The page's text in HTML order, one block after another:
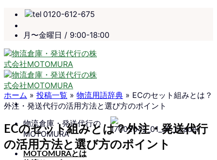
Skip
content
0120-612-675
月〜金曜日 / 9:00-18:00
物流倉庫・発送代行の
MOTOMURA
MOTOMURAとは
ホーム » 投稿一覧 » 物流用語辞典 » ECのセット組みとは？
外注・発送代行の活用方法と選び方のポイント
ECのセット組みとは？外注・発送代行
の活用方法と選び方のポイント